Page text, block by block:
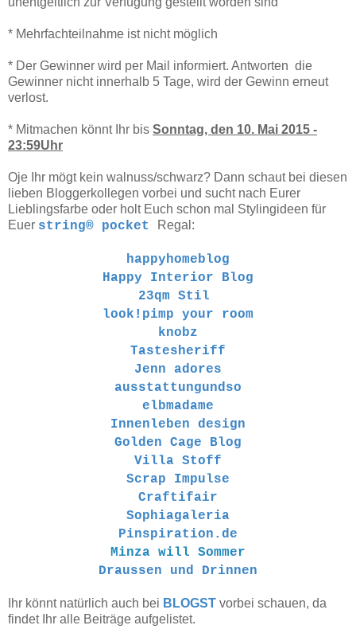
* Mehrfachteilnahme ist nicht möglich
* Der Gewinner wird per Mail informiert. Antworten die
Gewinner nicht innerhalb 5 Tage, wird der Gewinn erneut
verlost.
* Mitmachen könnt Ihr bis Sonntag, den 10. Mai 2015 -
23:59Uhr
Oje Ihr mögt kein walnuss/schwarz? Dann schaut bei diesen
lieben Bloggerkollegen vorbei und sucht nach Eurer
Lieblingsfarbe oder holt Euch schon mal Stylingideen für
Euer string® pocket Regal:
happyhomeblog
Happy Interior Blog
23qm Stil
look!pimp your room
knobz
Tastesheriff
Jenn adores
ausstattungundso
elbmadame
Innenleben design
Golden Cage Blog
Villa Stoff
Scrap Impulse
Craftifair
Sophiagaleria
Pinspiration.de
Minza will Sommer
Draussen und Drinnen
Ihr könnt natürlich auch bei BLOGST vorbei schauen, da
findet Ihr alle Beiträge aufgelistet.